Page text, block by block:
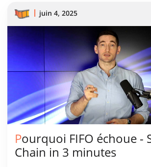
juin 4, 2025
Pourquoi FIFO échoue - Supply
Chain in 3 minutes